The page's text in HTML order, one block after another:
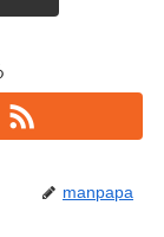
manpapa